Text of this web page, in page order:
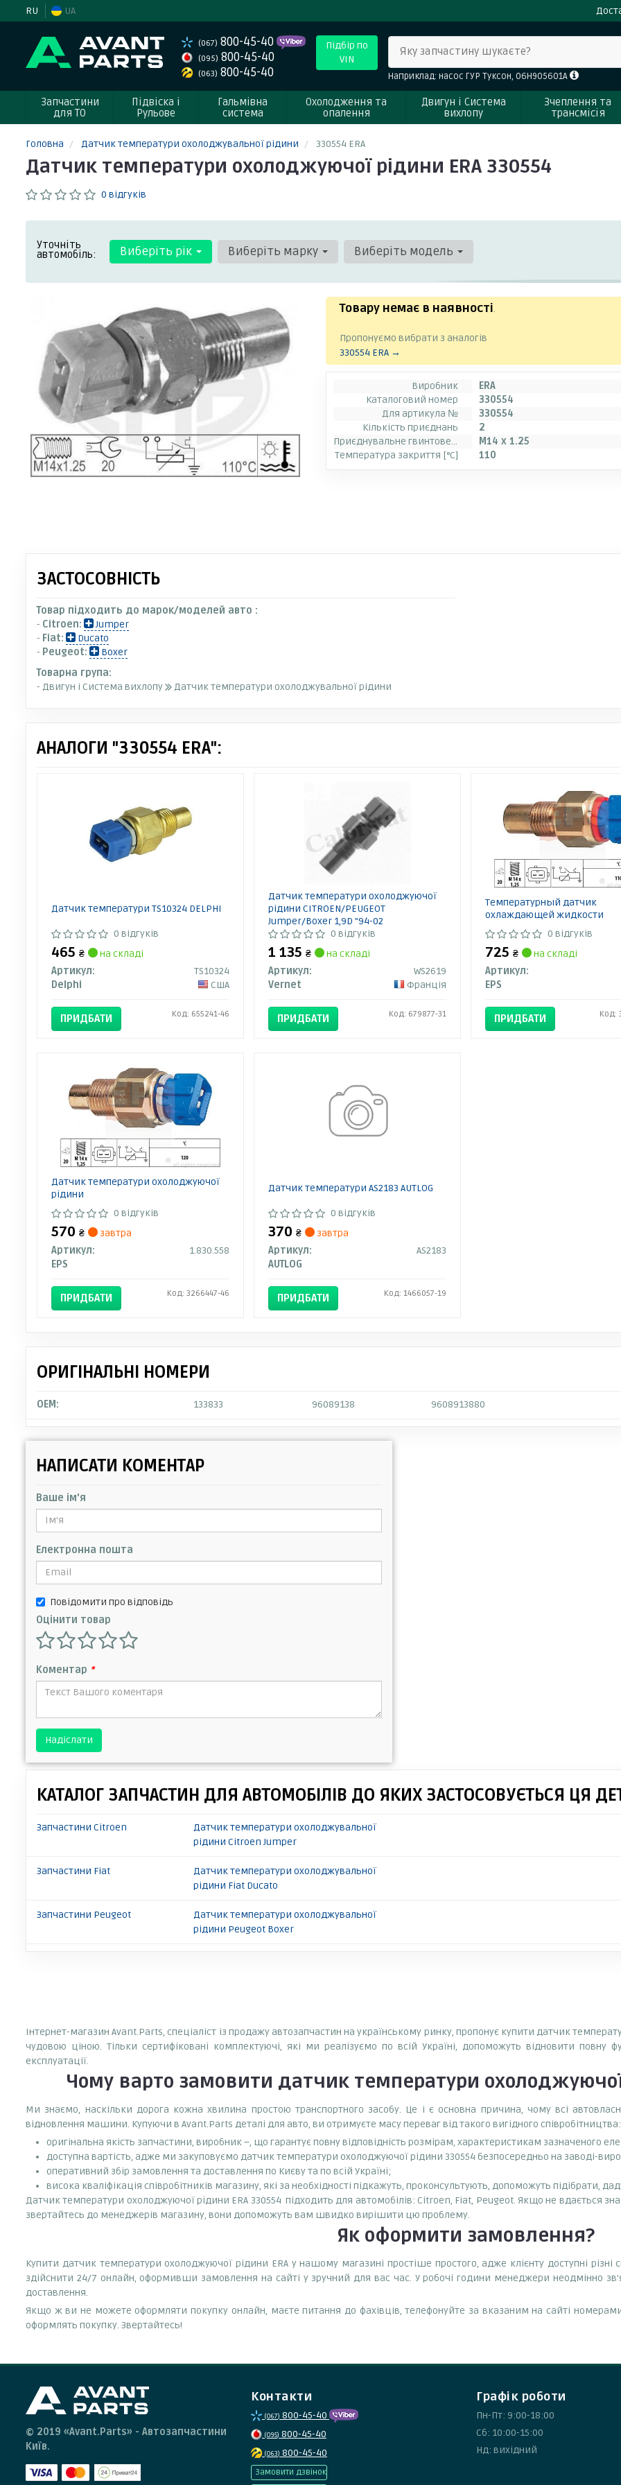
RU UA
(067) 800-45-40
(095) 800-45-40
(063) 800-45-40
Підбір по
VIN
Яку запчастину шукаєте?
Наприклад: насос ГУР Туксон, 06H905601A
Запчастини
для ТО
Підвіска і
Рульове
Гальмівна
система
Охолодження та
опалення
Двигун і Система
вихлопу
Зчеплення та
трансмісія
Головна Датчик температури охолоджувальної рідини 330554 ERA
Датчик температури охолоджуючої рідини ERA 330554
0 відгуків
Уточніть
автомобіль: Виберіть рік Виберіть марку Виберіть модель
Товару немає в наявності.
Пропонуємо вибрати з аналогів
330554 ERA →
Виробник
ERA
Каталоговий номер
330554
Для артикула №
330554
Кількість приєднань
2
Приєднувальне гвинтове різьблення
M14 x 1.25
Температура закриття [°C]
110
ЗАСТОСОВНІСТЬ
Товар підходить до марок/моделей авто :
- Citroen:
Jumper
- Fiat:
Ducato
- Peugeot:
Boxer
Товарна група:
- Двигун і Система вихлопу
Датчик температури охолоджувальної рідини
АНАЛОГИ "330554 ERA":
Датчик температури TS10324 DELPHI
0 відгуків
465 ₴
на складі
Артикул:
TS10324
Delphi
США
ПРИДБАТИ Код: 655241-46
Датчик температури охолоджуючої
рідини CITROEN/PEUGEOT
Jumper/Boxer 1,9D "94-02
0 відгуків
1 135 ₴
на складі
Артикул:
WS2619
Vernet
Франція
ПРИДБАТИ Код: 679877-31
Температурный датчик
охлаждающей жидкости
0 відгуків
725 ₴
на складі
Артикул:
EPS
ПРИДБАТИ Код:
Датчик температури охолоджуючої
рідини
0 відгуків
570 ₴
завтра
Артикул:
1.830.558
EPS
ПРИДБАТИ Код: 3266447-46
Датчик температури AS2183 AUTLOG
0 відгуків
370 ₴
завтра
Артикул:
AS2183
AUTLOG
ПРИДБАТИ Код: 1466057-19
ОРИГІНАЛЬНІ НОМЕРИ
OEM: 133833 96089138 9608913880
НАПИСАТИ КОМЕНТАР
Ваше ім'я
Електронна пошта
Повідомити про відповідь
Оцінити товар
Коментар *
Надіслати
КАТАЛОГ ЗАПЧАСТИН ДЛЯ АВТОМОБІЛІВ ДО ЯКИХ ЗАСТОСОВУЄТЬСЯ ЦЯ
Запчастини Citroen
Датчик температури охолоджувальної
рідини Citroen Jumper
Запчастини Fiat
Датчик температури охолоджувальної
рідини Fiat Ducato
Запчастини Peugeot
Датчик температури охолоджувальної
рідини Peugeot Boxer
Інтернет-магазин Avant.Parts, спеціаліст із продажу автозапчастин на українському ринку, пропонує купити датчик
чудовою ціною. Тільки сертифіковані комплектуючі, які ми реалізуємо по всій Україні, допоможуть відновити повну
експлуатації.
Чому варто замовити датчик температури
Ми знаємо, наскільки дорога кожна хвилина простою транспортного засобу. Це і є основна причина, чому всі
відновлення машини. Купуючи в Avant.Parts деталі для авто, ви отримуєте масу переваг від такого вигідного співробітництва:
оригінальна якість запчастини, виробник –, що гарантує повну відповідність розмірам, характеристикам зазначеного
доступна вартість, адже ми закуповуємо датчик температури охолоджуючої рідини 330554 безпосередньо на заводі-
оперативний збір замовлення та доставлення по Києву та по всій Україні;
висока кваліфікація співробітників магазину, які за необхідності підкажуть, проконсультують, допоможуть підібрати,
Датчик температури охолоджуючої рідини ERA 330554 підходить для автомобілів: Citroen, Fiat, Peugeot. Якщо не вдається
звертайтесь до менеджерів магазину, вони допоможуть вам швидко вирішити цю проблему.
Як оформити замовлення?
Купити датчик температури охолоджуючої рідини ERA у нашому магазині простіше простого, адже клієнту доступні
здійснити 24/7 онлайн, оформивши замовлення на сайті у зручний для вас час. У робочі години менеджери неодмінно
доставлення.
Якщо ж ви не можете оформляти покупку онлайн, маєте питання до фахівців, телефонуйте за вказаним на сайті
оформлять покупку. Звертайтесь!
© 2019 «Avant.Parts» - Автозапчастини
Київ.
Контакти
(067) 800-45-40
(095) 800-45-40
(063) 800-45-40
Замовити дзвінок
Графік роботи
Пн-Пт: 9:00-18:00
Сб: 10:00-15:00
Нд: вихідний